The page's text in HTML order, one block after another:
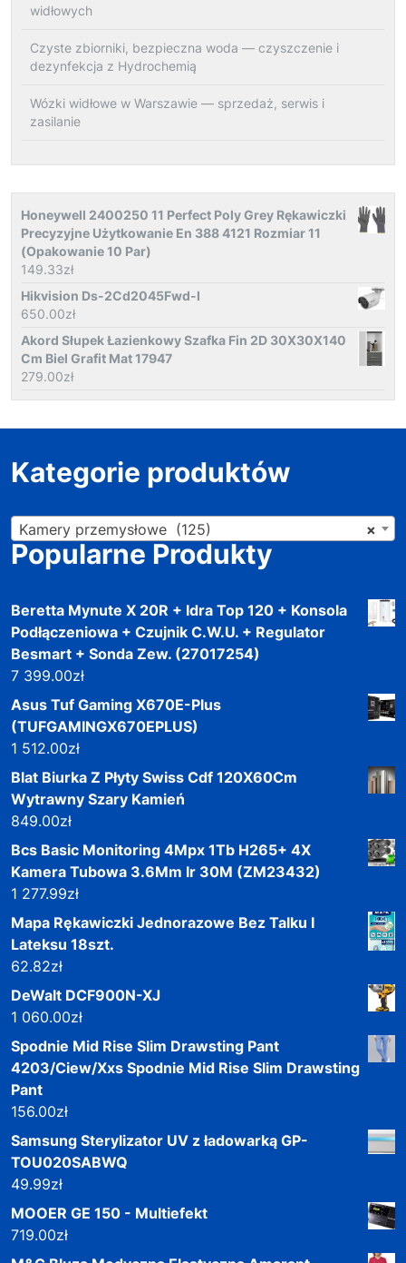
widłowych
Czyste zbiorniki, bezpieczna woda — czyszczenie i
dezynfekcja z Hydrochemią
Wózki widłowe w Warszawie — sprzedaż, serwis i
zasilanie
Honeywell 2400250 11 Perfect Poly Grey Rękawiczki
Precyzyjne Użytkowanie En 388 4121 Rozmiar 11
(Opakowanie 10 Par)
149.33zł
Hikvision Ds-2Cd2045Fwd-I
650.00zł
Akord Słupek Łazienkowy Szafka Fin 2D 30X30X140
Cm Biel Grafit Mat 17947
279.00zł
Kategorie produktów
×
Kamery przemysłowe (125)
Popularne Produkty
Beretta Mynute X 20R + Idra Top 120 + Konsola
Podłączeniowa + Czujnik C.W.U. + Regulator
Besmart + Sonda Zew. (27017254)
7 399.00zł
Asus Tuf Gaming X670E-Plus
(TUFGAMINGX670EPLUS)
1 512.00zł
Blat Biurka Z Płyty Swiss Cdf 120X60Cm
Wytrawny Szary Kamień
849.00zł
Bcs Basic Monitoring 4Mpx 1Tb H265+ 4X
Kamera Tubowa 3.6Mm Ir 30M (ZM23432)
1 277.99zł
Mapa Rękawiczki Jednorazowe Bez Talku I
Lateksu 18szt.
62.82zł
DeWalt DCF900N-XJ
1 060.00zł
Spodnie Mid Rise Slim Drawsting Pant
4203/Ciew/Xxs Spodnie Mid Rise Slim Drawsting
Pant
156.00zł
Samsung Sterylizator UV z ładowarką GP-
TOU020SABWQ
49.99zł
MOOER GE 150 - Multiefekt
719.00zł